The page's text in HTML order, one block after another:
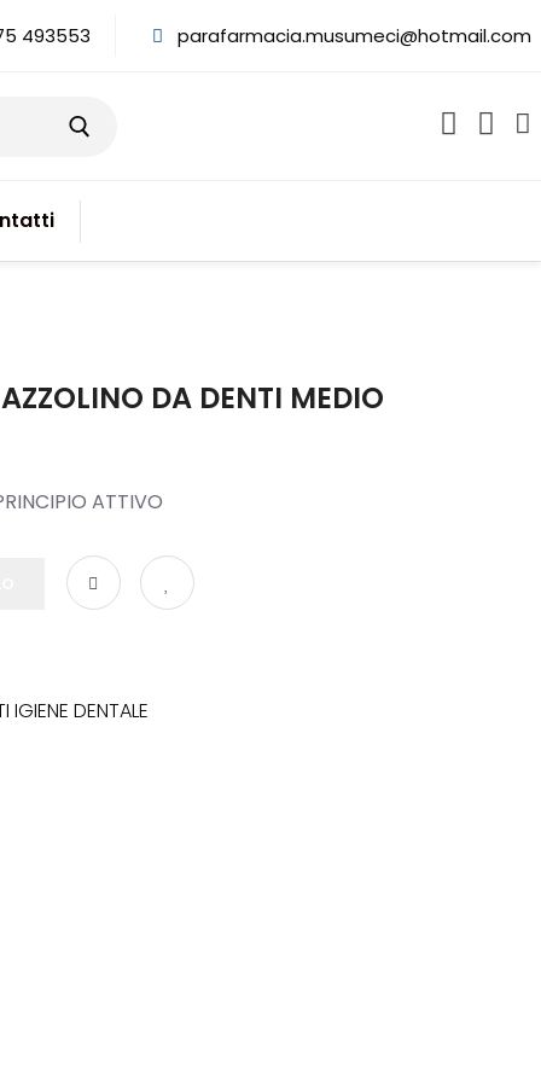
493553 parafarmacia.musumeci@hotmail.com
DA DENTI MEDIO
ATTIVO
IGIENE DENTALE